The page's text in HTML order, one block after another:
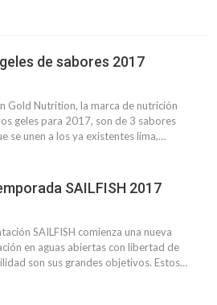
de sabores 2017
Gold Nutrition, la marca de nutrición
geles para 2017, son de 3 sabores
se unen a los ya existentes lima,…
SAILFISH 2017
SAILFISH comienza una nueva
en aguas abiertas con libertad de
son sus grandes objetivos. Estos…